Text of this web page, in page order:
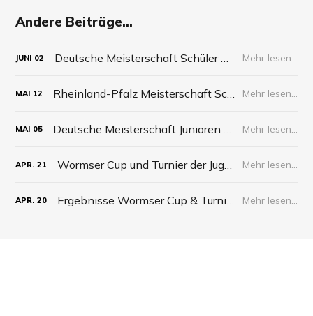
Andere Beiträge...
JUNI 02 Deutsche Meisterschaft Schüler 2026 Mehr lesen...
MAI 12 Rheinland-Pfalz Meisterschaft Schüler 2026 Mehr lesen...
MAI 05 Deutsche Meisterschaft Junioren 2026 Mehr lesen...
APR. 21 Wormser Cup und Turnier der Jugend 2026 Mehr lesen...
APR. 20 Ergebnisse Wormser Cup & Turnier der Jugend 2026 Mehr lesen...